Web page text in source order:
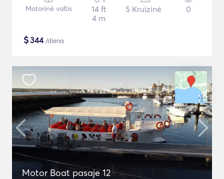
Motorinė valtis
14 ft
4 m
5 Kruizinė 0
$344/diena
Motor Boat pasaje 12